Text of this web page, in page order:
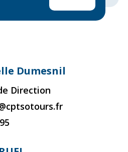
Dumesnil
Direction